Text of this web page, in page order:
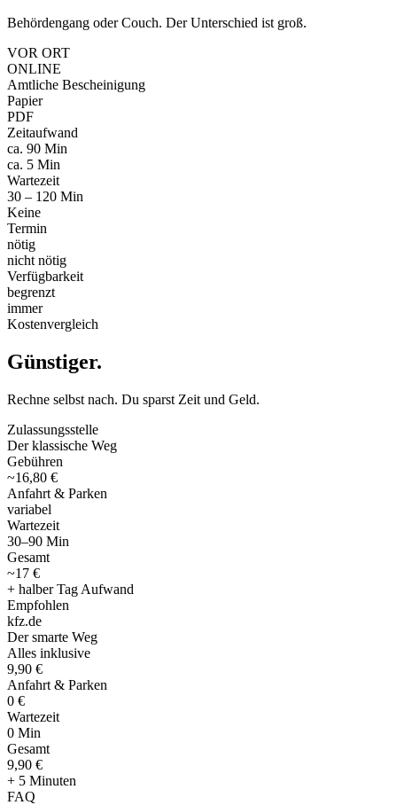
Behördengang oder Couch. Der Unterschied ist groß.
VOR ORT
ONLINE
Amtliche Bescheinigung
Papier
PDF
Zeitaufwand
ca. 90 Min
ca. 5 Min
Wartezeit
30 – 120 Min
Keine
Termin
nötig
nicht nötig
Verfügbarkeit
begrenzt
immer
Kostenvergleich
Günstiger.
Rechne selbst nach. Du sparst Zeit und Geld.
Zulassungsstelle
Der klassische Weg
Gebühren
~16,80 €
Anfahrt & Parken
variabel
Wartezeit
30–90 Min
Gesamt
~17 €
+ halber Tag Aufwand
Empfohlen
kfz.de
Der smarte Weg
Alles inklusive
9,90 €
Anfahrt & Parken
0 €
Wartezeit
0 Min
Gesamt
9,90 €
+ 5 Minuten
FAQ